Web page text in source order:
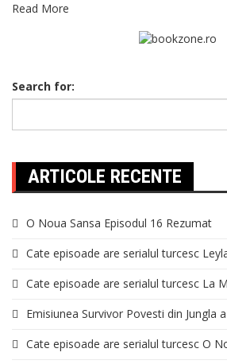
Read More
Search for:
ARTICOLE RECENTE
O Noua Sansa Episodul 16 Rezumat
Cate episoade are serialul turcesc
Cate episoade are serialul turcesc La
Emisiunea Survivor Povesti din Jungla
Cate episoade are serialul turcesc O